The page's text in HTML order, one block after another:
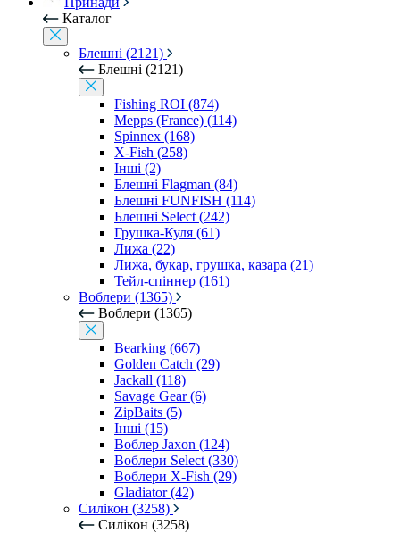
Каталог
Блешні (2121)
Блешні (2121)
Fishing ROI (874)
Mepps (France) (114)
Spinnex (168)
X-Fish (258)
Інші (2)
Блешні Flagman (84)
Блешні FUNFISH (114)
Блешні Select (242)
Грушка-Куля (61)
Лижа (22)
Лижа, букар, грушка, казара (21)
Тейл-спіннер (161)
Воблери (1365)
Воблери (1365)
Bearking (667)
Golden Catch (29)
Jackall (118)
Savage Gear (6)
ZipBaits (5)
Інші (15)
Воблер Jaxon (124)
Воблери Select (330)
Воблери X-Fish (29)
Gladiator (42)
Силікон (3258)
Силікон (3258)